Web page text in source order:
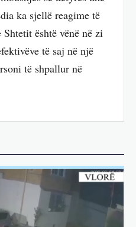
ka sjellë reagime të
është vënë në zi
të saj në një
të shpallur në